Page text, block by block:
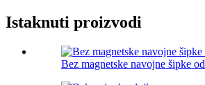
Istaknuti proizvodi
Bez magnetske navojne šipke